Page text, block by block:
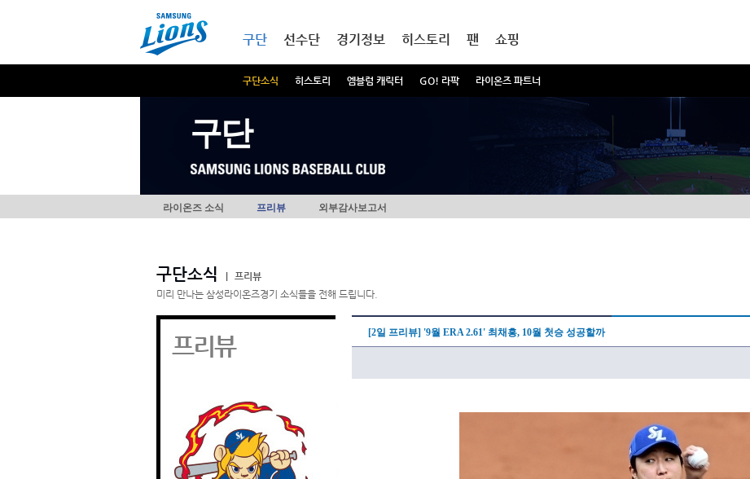
구단
구단소식 히스토리 엠블럼 캐릭터 GO! 라팍 라이온즈 파트너
선수단 경기정보 히스토리 팬 쇼핑
구단
라이온즈 소식 프리뷰 외부감사보고서
구단소식
프리뷰
미리 만나는 삼성라이온즈경기 소식들을 전해 드립니다.
프리뷰 [2일 프리뷰] '9월 ERA 2.61' 최채흥, 10월 첫승 성공할까